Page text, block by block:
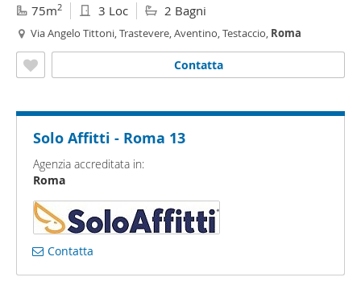
75m2 3 Loc 2 Bagni
Via Angelo Tittoni, Trastevere, Aventino, Testaccio, Roma
Contatta
Contatta
Solo Affitti - Roma 13
Agenzia accreditata in:
Roma